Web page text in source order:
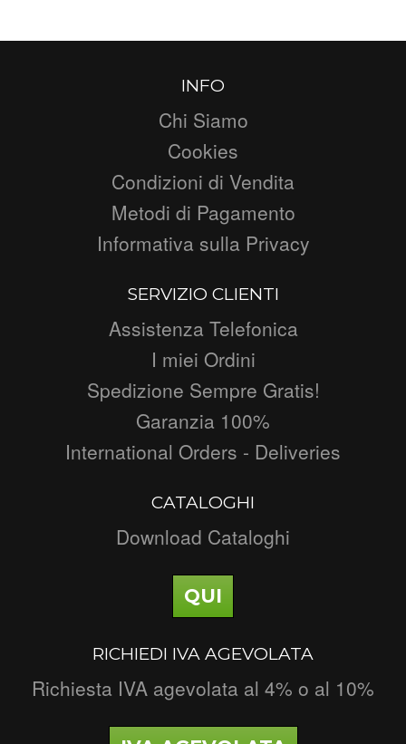
INFO
Chi Siamo
Cookies
Condizioni di Vendita
Metodi di Pagamento
Informativa sulla Privacy
SERVIZIO CLIENTI
Assistenza Telefonica
I miei Ordini
Spedizione Sempre Gratis!
Garanzia 100%
International Orders - Deliveries
CATALOGHI
Download Cataloghi
QUI
RICHIEDI IVA AGEVOLATA
Richiesta IVA agevolata al 4% o al 10%